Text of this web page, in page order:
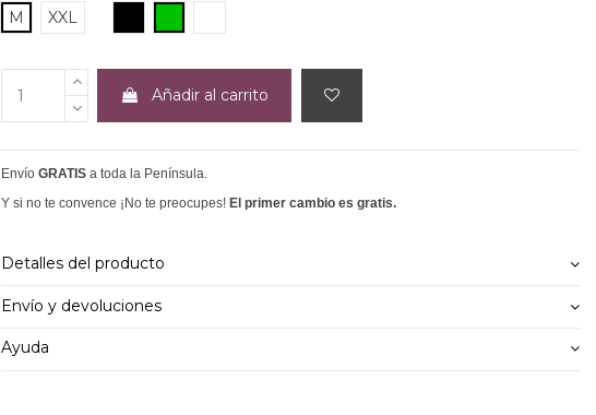
M
XXL
Añadir al carrito
Envío GRATIS a toda la Península.
Y si no te convence ¡No te preocupes! El primer cambio es gratis.
Detalles del producto
Envío y devoluciones
Ayuda